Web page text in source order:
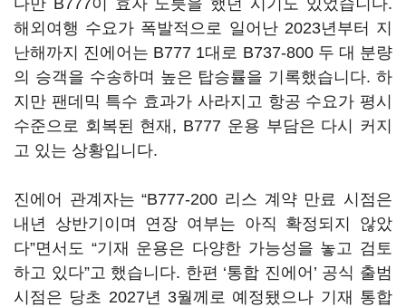
다만 B777이 효자 노릇을 했던 시기도 있었습니다.
해외여행 수요가 폭발적으로 일어난 2023년부터 지
난해까지 진에어는 B777 1대로 B737-800 두 대 분량
의 승객을 수송하며 높은 탑승률을 기록했습니다. 하
지만 팬데믹 특수 효과가 사라지고 항공 수요가 평시
수준으로 회복된 현재, B777 운용 부담은 다시 커지
고 있는 상황입니다.
진에어 관계자는 “B777-200 리스 계약 만료 시점은
내년 상반기이며 연장 여부는 아직 확정되지 않았
다”면서도 “기재 운용은 다양한 가능성을 놓고 검토
하고 있다”고 했습니다. 한편 ‘통합 진에어’ 공식 출범
시점은 당초 2027년 3월께로 예정됐으나 기재 통합